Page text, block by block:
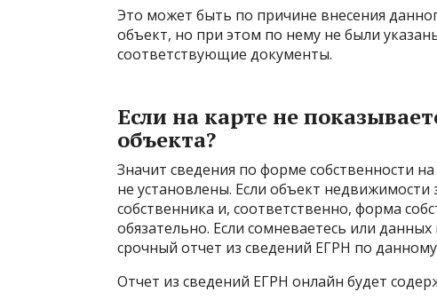
Это может быть по причине внесения
объект, но при этом по нему не были
соответствующие документы.
Если на карте не
объекта?
Значит сведения по форме собственности
не установлены. Если объект
собственника и, соответственно, форма
обязательно. Если сомневаетесь или
срочный отчет из сведений ЕГРН по
Отчет из сведений ЕГРН онлайн будет